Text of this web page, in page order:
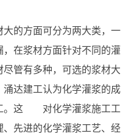
大的方面可分为两大类，一
在浆材方面针对不同的灌
管有多种，可选的浆材大
涌达建工认为化学灌浆的成
。这
对化学灌浆施工工
先进的化学灌浆工艺、经